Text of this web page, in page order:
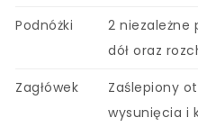
Podnóżki
2 niezależne
dół oraz
Zagłówek
Zaślepiony
wysunięcia i